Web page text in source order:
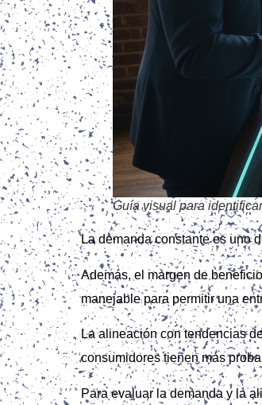
Guía visual para
La demanda constante es uno
Además, el margen de
manejable para permitir una
La alineación con tendencias
consumidores tienen más
Para evaluar la demanda y la